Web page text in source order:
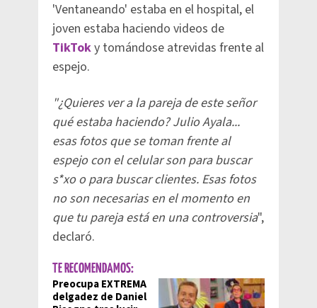
'Ventaneando' estaba en el hospital, el
joven estaba haciendo videos de
TikToky tomándose atrevidas frente al
espejo.
"¿Quieres ver a la pareja de este señor
qué estaba haciendo? Julio Ayala...
esas fotos que se toman frente al
espejo con el celular son para buscar
s*xo o para buscar clientes. Esas fotos
no son necesarias en el momento en
que tu pareja está en una controversia",
declaró.
TE RECOMENDAMOS:
Preocupa EXTREMA
delgadez de Daniel